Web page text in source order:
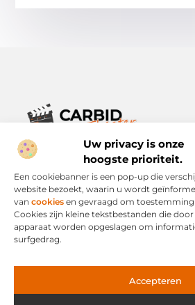
Uw privacy is onze
hoogste prioriteit.
Een cookiebanner is een pop-up die
website bezoekt, waarin u wordt
van cookies en gevraagd om
Cookies zijn kleine tekstbestanden die
apparaat worden opgeslagen om
surfgedrag.
Accepteren
Verhalen die het alledaagse
Ontdek een breed scala aan blogs en
informeren en verrijken – voor elke
Bericht categorie